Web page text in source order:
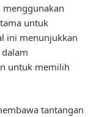
menggunakan
untuk
ini menunjukkan
untuk memilih
tantangan